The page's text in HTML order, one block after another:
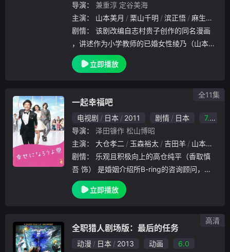
导演：
兼重淳 定谷美海
主演：
山本美月 栗山千明 滨正悟
麻生祐未
剧情：
，讲述作为小学教师的已婚女性绫乃（山本美
月饰），在久未光临的常去餐酒吧里，被朱里
（栗山千明饰）主动搭话。两人虽是初次见面
立即播放
一起幸福吧
电视剧 日本 2011 剧情 日本
7.0
导演：
泽田镰作 松山博昭
主演：
大仓孝二 玉森裕太 吉田羊 山本美月
剧情：
吾 饰） 是婚姻介绍所B-ring的咨询顾问，为
了让相爱的人如愿走入婚姻殿堂，他不仅对相
关的理论知识进行补充，还学以致用、饱含热
立即播放
全11集
全职猎人剧场版：最后的任务
动漫 日本 2013 动画 6.0
高清